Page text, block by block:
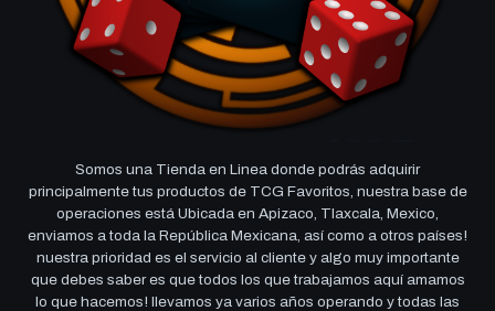
Somos una Tienda en Linea donde podrás adquirir
principalmente tus productos de TCG Favoritos, nuestra base de
operaciones está Ubicada en Apizaco, Tlaxcala, Mexico,
enviamos a toda la República Mexicana, así como a otros países!
nuestra prioridad es el servicio al cliente y algo muy importante
que debes saber es que todos los que trabajamos aquí amamos
lo que hacemos! llevamos ya varios años operando y todas las